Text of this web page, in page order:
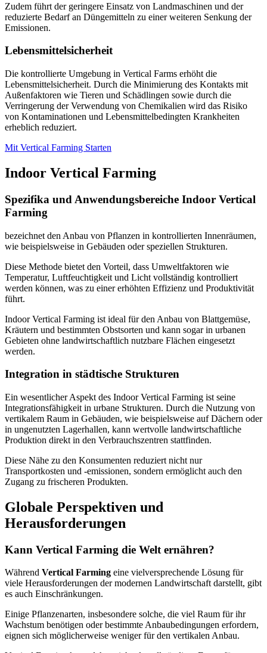
Zudem führt der geringere Einsatz von Landmaschinen und der
reduzierte Bedarf an Düngemitteln zu einer weiteren Senkung der
Emissionen.
Lebensmittelsicherheit
Die kontrollierte Umgebung in Vertical Farms erhöht die
Lebensmittelsicherheit. Durch die Minimierung des Kontakts mit
Außenfaktoren wie Tieren und Schädlingen sowie durch die
Verringerung der Verwendung von Chemikalien wird das Risiko
von Kontaminationen und Lebensmittelbedingten Krankheiten
erheblich reduziert.
Mit Vertical Farming Starten
Indoor Vertical Farming
Spezifika und Anwendungsbereiche Indoor Vertical
Farming
bezeichnet den Anbau von Pflanzen in kontrollierten Innenräumen,
wie beispielsweise in Gebäuden oder speziellen Strukturen.
Diese Methode bietet den Vorteil, dass Umweltfaktoren wie
Temperatur, Luftfeuchtigkeit und Licht vollständig kontrolliert
werden können, was zu einer erhöhten Effizienz und Produktivität
führt.
Indoor Vertical Farming ist ideal für den Anbau von Blattgemüse,
Kräutern und bestimmten Obstsorten und kann sogar in urbanen
Gebieten ohne landwirtschaftlich nutzbare Flächen eingesetzt
werden.
Integration in städtische Strukturen
Ein wesentlicher Aspekt des Indoor Vertical Farming ist seine
Integrationsfähigkeit in urbane Strukturen. Durch die Nutzung von
vertikalem Raum in Gebäuden, wie beispielsweise auf Dächern oder
in ungenutzten Lagerhallen, kann wertvolle landwirtschaftliche
Produktion direkt in den Verbrauchszentren stattfinden.
Diese Nähe zu den Konsumenten reduziert nicht nur
Transportkosten und -emissionen, sondern ermöglicht auch den
Zugang zu frischeren Produkten.
Globale Perspektiven und
Herausforderungen
Kann Vertical Farming die Welt ernähren?
Während Vertical Farming eine vielversprechende Lösung für
viele Herausforderungen der modernen Landwirtschaft darstellt, gibt
es auch Einschränkungen.
Einige Pflanzenarten, insbesondere solche, die viel Raum für ihr
Wachstum benötigen oder bestimmte Anbaubedingungen erfordern,
eignen sich möglicherweise weniger für den vertikalen Anbau.